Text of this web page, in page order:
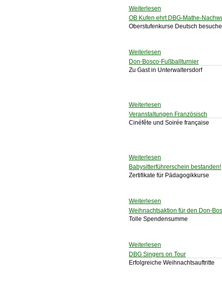
Weiterlesen
OB Kufen ehrt DBG-Mathe-
Oberstufenkurse Deutsch
Weiterlesen
Don-Bosco-Fußballturnier
Zu Gast in Unterwaltersdorf
Weiterlesen
Veranstaltungen Französisch
Cinéfête und Soirée française
Weiterlesen
Babysitterführerschein bestanden!
Zertifikate für Pädagogikkurse
Weiterlesen
Weihnachtsaktion für den Don-
Tolle Spendensumme
Weiterlesen
DBG Singers on Tour
Erfolgreiche Weihnachtsauftritte